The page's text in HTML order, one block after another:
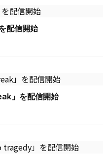
配信開始
」を配信開始